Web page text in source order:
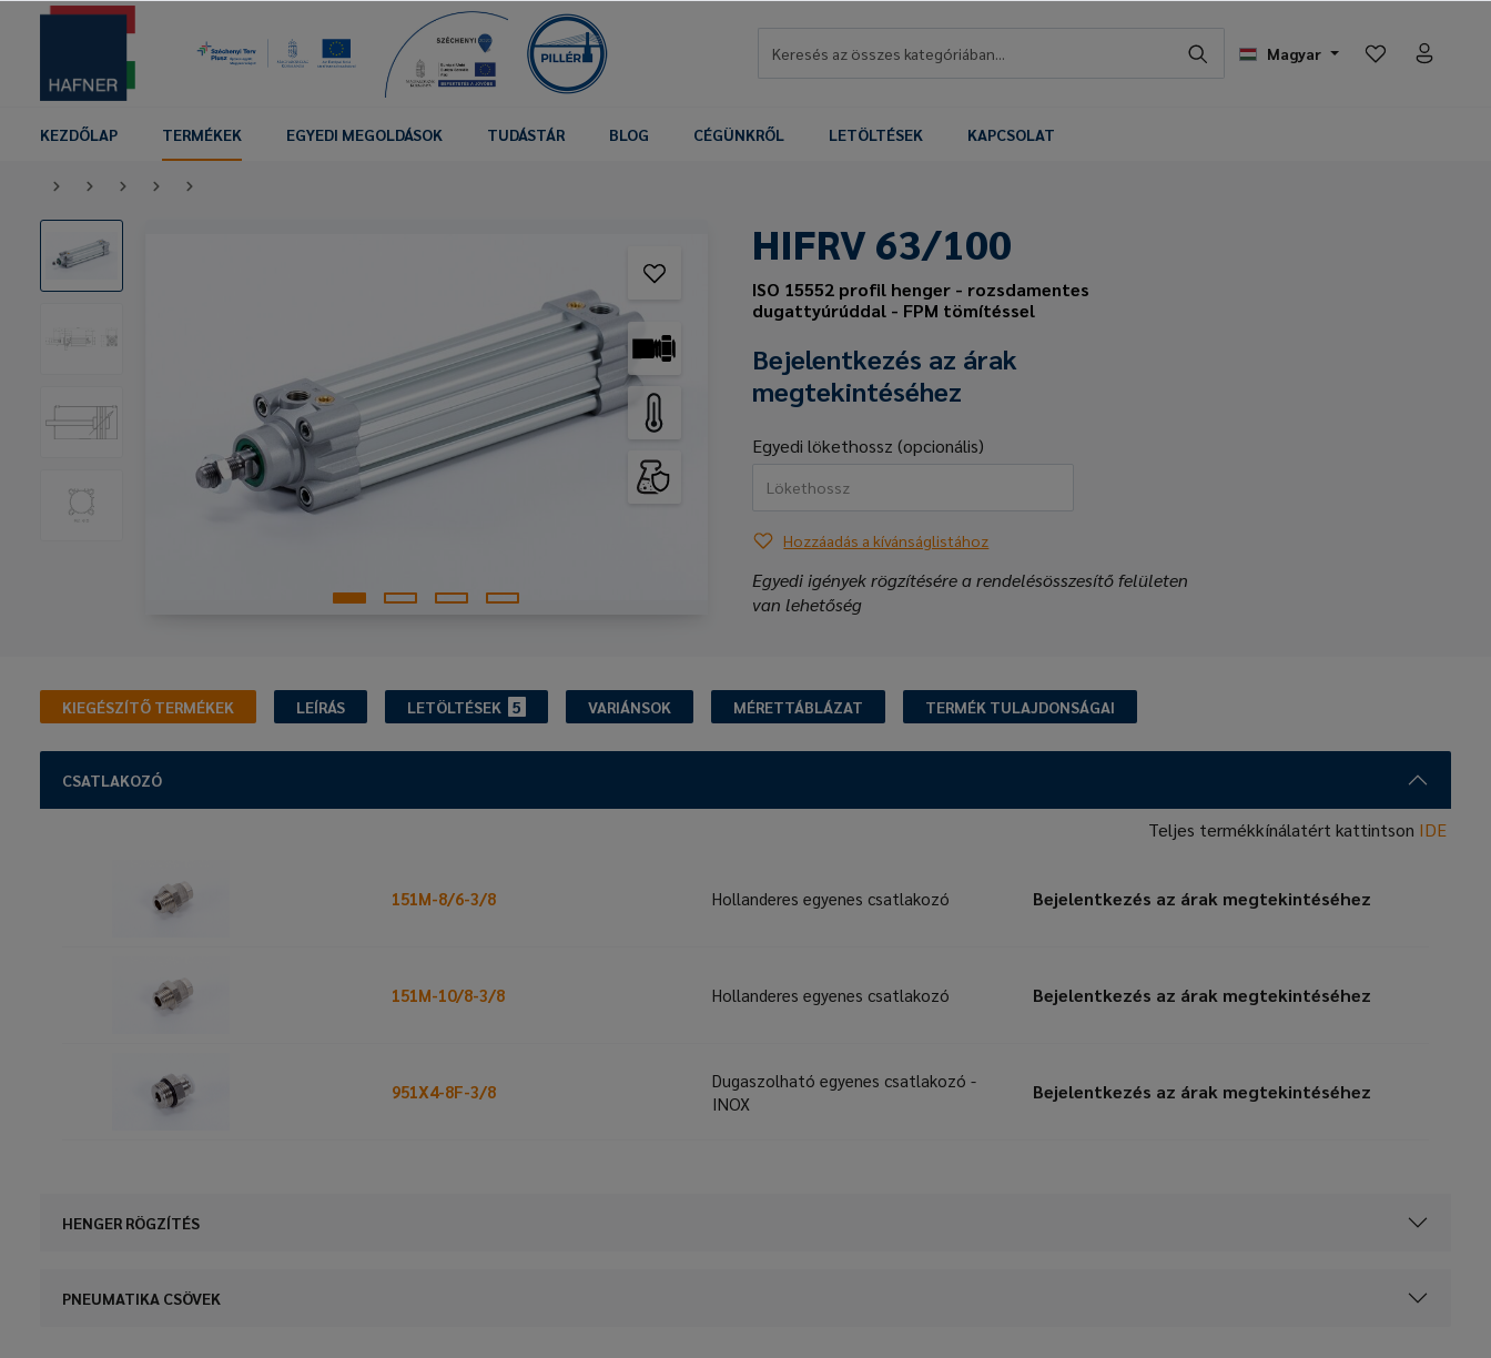
Magyar
KEZDŐLAP TERMÉKEK EGYEDI MEGOLDÁSOK TUDÁSTÁR BLOG CÉGÜNKRŐL LETÖLTÉSEK KAPCSOLAT
HIFRV 63/100
ISO 15552 profil henger - rozsdamentes
dugattyúrúddal - FPM tömítéssel
Bejelentkezés az árak
megtekintéséhez
Egyedi lökethossz (opcionális)
Hozzáadás a kívánságlistához
Egyedi igények rögzítésére a rendelésösszesítő felületen
van lehetőség
KIEGÉSZÍTŐ TERMÉKEK LEÍRÁS LETÖLTÉSEK 5 VARIÁNSOK MÉRETTÁBLÁZAT TERMÉK TULAJDONSÁGAI
CSATLAKOZÓ
Teljes termékkínálatért kattintson IDE
151M-8/6-3/8 Hollanderes egyenes csatlakozó Bejelentkezés az árak megtekintéséhez
151M-10/8-3/8 Hollanderes egyenes csatlakozó Bejelentkezés az árak megtekintéséhez
951X4-8F-3/8
Dugaszolható egyenes csatlakozó -
INOX
Bejelentkezés az árak megtekintéséhez
HENGER RÖGZÍTÉS
PNEUMATIKA CSÖVEK